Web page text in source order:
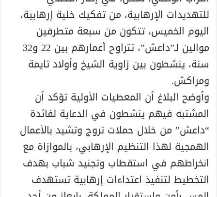
للتهديدات الإرهابية، من تفكيك خلية إرهابية،
اليوم الخميس، تتكون من سبعة متطرفين
موالين لـ”داعش”، تتراوح أعمارهم بين 22 و32
سنة، ينشطون بين زاوية الشيخ وأولاد تايمة
ومراكش.
وأوضح البلاغ أن المعطيات الأولية تؤكد أن
المشتبه فيهم ينشطون في الدعاية لفائدة
“داعش” من خلال حملات تروج وتشيد بالأعمال
الهمجية لهذا التنظيم الإرهابي، بالموازاة مع
انخراطهم في استقطاب وتجنيد شباب بهدف
التخطيط لتنفيذ اعتداءات إرهابية تستهدف